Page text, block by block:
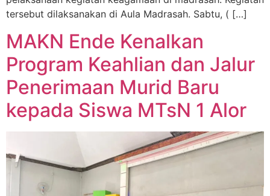
tersebut dilaksanakan di Aula Madrasah. Sabtu, ( […]
MAKN Ende Kenalkan
Program Keahlian dan Jalur
Penerimaan Murid Baru
kepada Siswa MTsN 1 Alor